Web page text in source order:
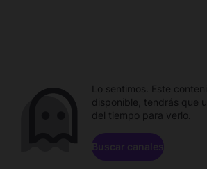
Lo sentimos. Este
disponible, tendrás que
del tiempo para verlo.
Buscar canales